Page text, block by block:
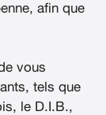
afin que
vous
tels que
le D.I.B.,